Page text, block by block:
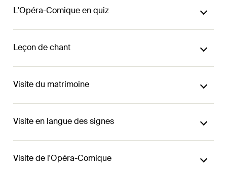
L'Opéra-Comique en quiz
Leçon de chant
Visite du matrimoine
Visite en langue des signes
Visite de l'Opéra-Comique